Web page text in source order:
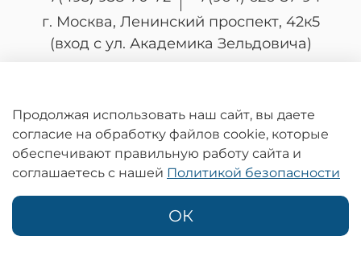
г. Москва, Ленинский проспект, 42к5
(вход с ул. Академика Зельдовича)
© 2026 Любое использование контента без
письменного разрешения запрещено
Информация на сайте носит информационный характер и не является
публичной офертой, определяемой положениями статьи 437
Продолжая использовать наш сайт, вы даете
согласие на обработку файлов cookie, которые
обеспечивают правильную работу сайта и
соглашаетесь с нашей Политикой безопасности
ОК